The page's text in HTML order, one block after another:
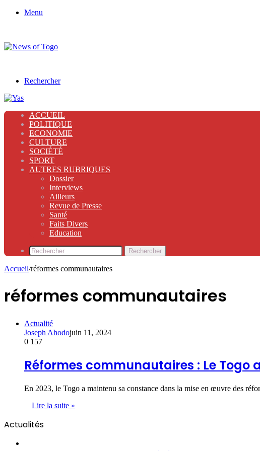
Menu
Rechercher
ACCUEIL
POLITIQUE
ECONOMIE
CULTURE
SOCIÉTÉ
SPORT
AUTRES RUBRIQUES
Dossier
Interviews
Ailleurs
Revue de Presse
Santé
Faits Divers
Education
Rechercher
Accueil/réformes communautaires
réformes communautaires
Actualité
Joseph Ahodojuin 11, 2024
0 157
Réformes communautaires : Le Togo
En 2023, le Togo a maintenu sa constance dans la mise en œuvre des
Lire la suite »
Actualités